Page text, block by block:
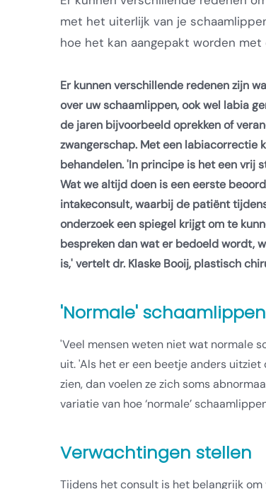
met het uiterlijk van je
hoe het kan aangepakt worden
Er kunnen verschillende redenen zijn
over uw schaamlippen, ook wel labia
de jaren bijvoorbeeld oprekken of
zwangerschap. Met een labiacorrectie
behandelen. 'In principe is het een vrij
Wat we altijd doen is een eerste
intakeconsult, waarbij de patiënt
onderzoek een spiegel krijgt om te
bespreken dan wat er bedoeld wordt,
is,' vertelt dr. Klaske Booij, plastisch
'Normale' schaamlippen
'Veel mensen weten niet wat normale
uit. 'Als het er een beetje anders uitziet
zien, dan voelen ze zich soms
variatie van hoe ‘normale’
Verwachtingen stellen
Tijdens het consult is het belangrijk